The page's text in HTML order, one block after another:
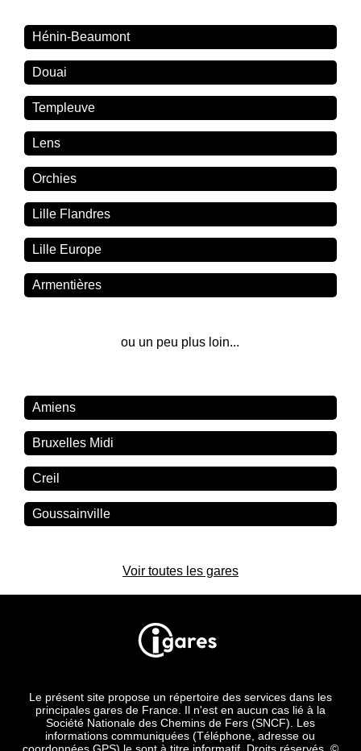
Hénin-Beaumont
Douai
Templeuve
Lens
Orchies
Lille Flandres
Lille Europe
Armentières
ou un peu plus loin...
Amiens
Bruxelles Midi
Creil
Goussainville
Voir toutes les gares
Le présent site propose un répertoire des services dans les
principales gares de France. Il n'est en aucun cas lié à la
Société Nationale des Chemins de Fers (SNCF). Les
informations communiquées (Téléphone, adresse ou